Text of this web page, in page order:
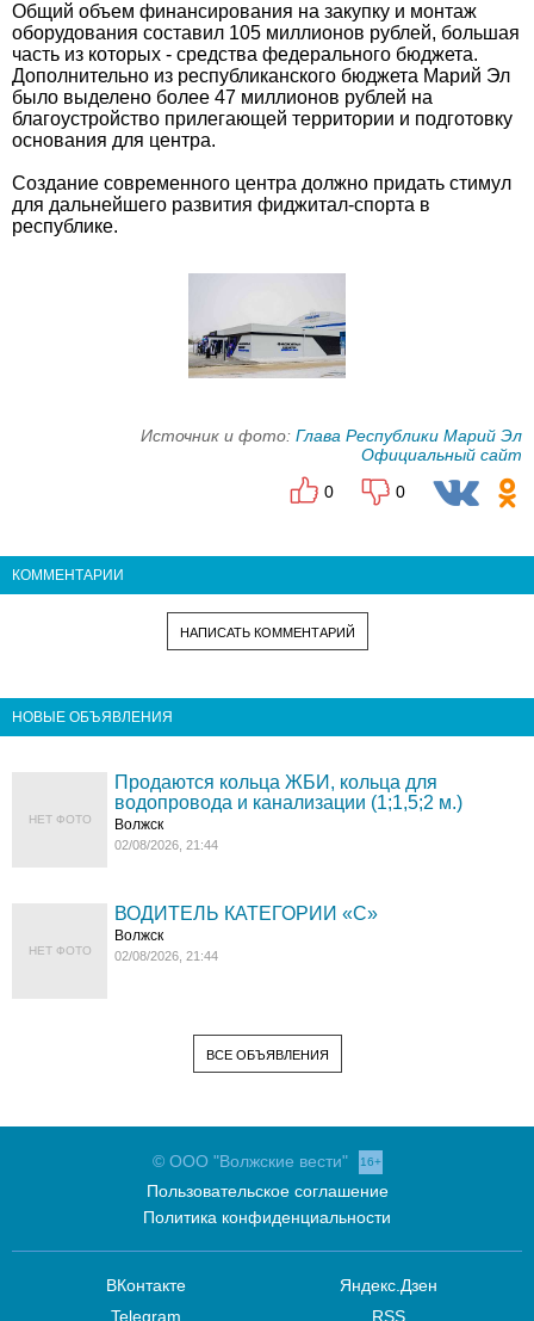
Общий объем финансирования на закупку и монтаж
оборудования составил 105 миллионов рублей, большая
часть из которых - средства федерального бюджета.
Дополнительно из республиканского бюджета Марий Эл
было выделено более 47 миллионов рублей на
благоустройство прилегающей территории и подготовку
основания для центра.
Создание современного центра должно придать стимул
для дальнейшего развития фиджитал-спорта в
республике.
Источник и фото: Глава Республики Марий Эл
Официальный сайт
0
0
КОММЕНТАРИИ
НАПИСАТЬ КОММЕНТАРИЙ
НОВЫЕ ОБЪЯВЛЕНИЯ
НЕТ ФОТО
Продаются кольца ЖБИ, кольца для
водопровода и канализации (1;1,5;2 м.)
Волжск
02/08/2026, 21:44
НЕТ ФОТО
ВОДИТЕЛЬ КАТЕГОРИИ «C»
Волжск
02/08/2026, 21:44
ВСЕ ОБЪЯВЛЕНИЯ
© ООО "Волжские вести" 16+
Пользовательское соглашение
Политика конфиденциальности
ВКонтакте
Telegram
Яндекс.Дзен
RSS